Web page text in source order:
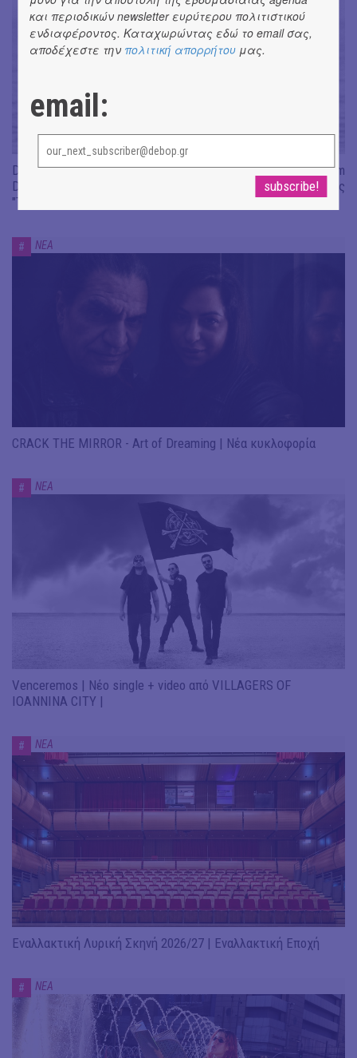
Don't Let Me Be Misunderstood | Alexandros Livitsanos, Willem
Dafoe, Czech Studio Orchestra | Από το soundtrack της ταινίας
"The Birthday Party"
# ΝΕΑ
CRACK THE MIRROR - Art of Dreaming | Νέα κυκλοφορία
# ΝΕΑ
Venceremos | Νέο single + video από VILLAGERS OF
IOANNINA CITY |
# ΝΕΑ
Εναλλακτική Λυρική Σκηνή 2026/27 | Εναλλακτική Εποχή
# ΝΕΑ
και περιοδικών newsletter ευρύτερου πολιτιστικού
ενδιαφέροντος. Καταχωρώντας εδώ το email σας,
αποδέχεστε την πολιτική απορρήτου μας.
email: